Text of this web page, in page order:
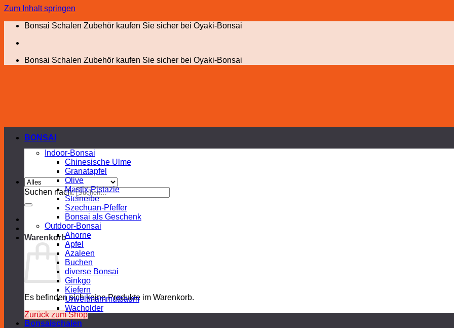
Zum Inhalt springen
Bonsai Schalen Zubehör kaufen Sie sicher bei Oyaki-Bonsai
Bonsai Schalen Zubehör kaufen Sie sicher bei Oyaki-Bonsai
Suchen nach:
Warenkorb
Es befinden sich keine Produkte im Warenkorb.
Zurück zum Shop
BONSAI
Indoor-Bonsai
Chinesische Ulme
Granatapfel
Olive
Mastix-Pistazie
Steineibe
Szechuan-Pfeffer
Bonsai als Geschenk
Outdoor-Bonsai
Ahorne
Apfel
Azaleen
Buchen
diverse Bonsai
Ginkgo
Kiefern
Urweltmammutbaum
Wacholder
Bonsaischalen